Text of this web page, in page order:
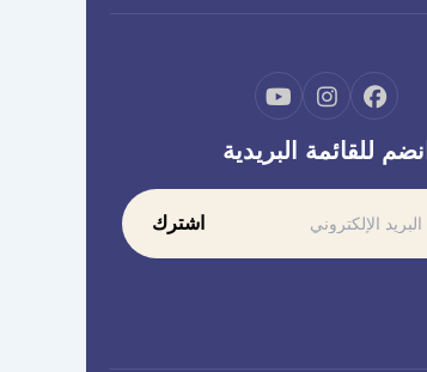
انضم للقائمة البريدية
اشترك